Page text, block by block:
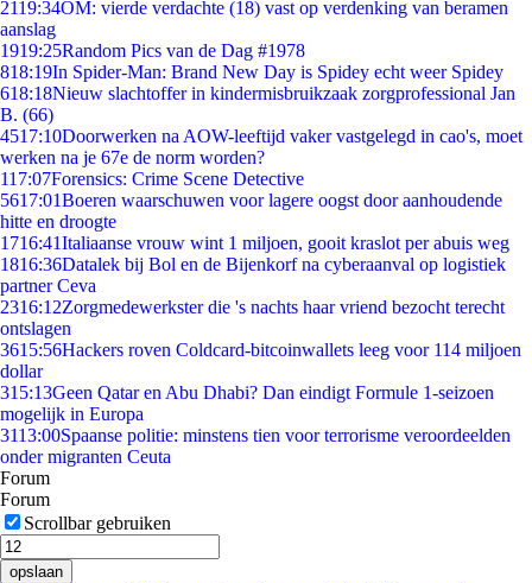
2119:34OM: vierde verdachte (18) vast op verdenking van beramen
aanslag
1919:25Random Pics van de Dag #1978
818:19In Spider-Man: Brand New Day is Spidey echt weer Spidey
618:18Nieuw slachtoffer in kindermisbruikzaak zorgprofessional Jan
B. (66)
4517:10Doorwerken na AOW-leeftijd vaker vastgelegd in cao's, moet
werken na je 67e de norm worden?
117:07Forensics: Crime Scene Detective
5617:01Boeren waarschuwen voor lagere oogst door aanhoudende
hitte en droogte
1716:41Italiaanse vrouw wint 1 miljoen, gooit kraslot per abuis weg
1816:36Datalek bij Bol en de Bijenkorf na cyberaanval op logistiek
partner Ceva
2316:12Zorgmedewerkster die 's nachts haar vriend bezocht terecht
ontslagen
3615:56Hackers roven Coldcard-bitcoinwallets leeg voor 114 miljoen
dollar
315:13Geen Qatar en Abu Dhabi? Dan eindigt Formule 1-seizoen
mogelijk in Europa
3113:00Spaanse politie: minstens tien voor terrorisme veroordeelden
onder migranten Ceuta
Forum
Forum
Scrollbar gebruiken
opslaan